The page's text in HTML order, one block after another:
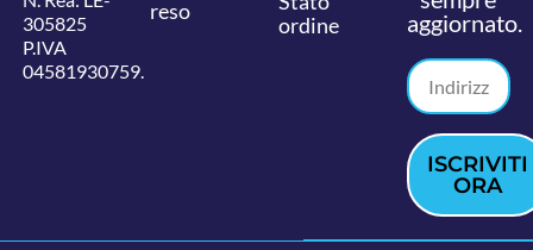
305825
P.IVA
04581930759.
reso
ordine
aggiornato.
ISCRIVITI
ORA